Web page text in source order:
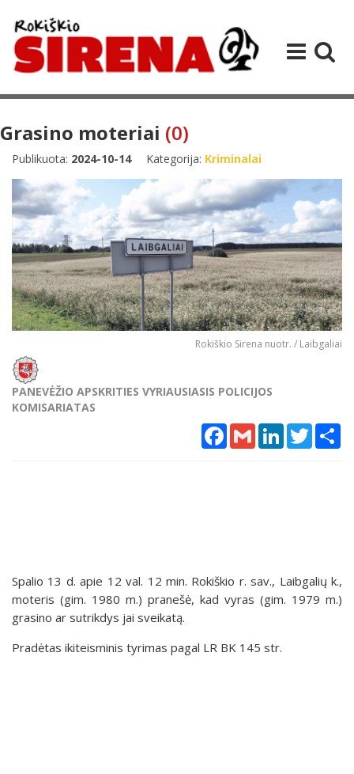
Grasino moteriai (0)
Publikuota: 2024-10-14 Kategorija: Kriminalai
Rokiškio Sirena nuotr. / Laibgaliai
PANEVĖŽIO APSKRITIES VYRIAUSIASIS POLICIJOS
KOMISARIATAS
Facebook
Gmail LinkedInTwitter
Spalio 13 d. apie 12 val. 12 min. Rokiškio r. sav., Laibgalių k.,
moteris (gim. 1980 m.) pranešė, kad vyras (gim. 1979 m.)
grasino ar sutrikdys jai sveikatą.
Pradėtas ikiteisminis tyrimas pagal LR BK 145 str.